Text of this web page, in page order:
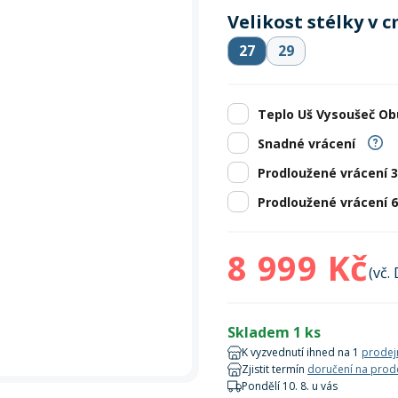
Oblečení
Frisbee a jiné
Zobrazit vše
Sluneční brýle
Zobrazit vše
Doplňky
Velikost stélky v
27
29
Teplo Uš Vysoušeč
Snadné vrácení
Prodloužené vrácení
Prodloužené vrácení
8 999 Kč(vč.
Skladem 1 ks
K vyzvednutí ihned na 1
Zjistit termín doručení na
Pondělí 10. 8. u vás